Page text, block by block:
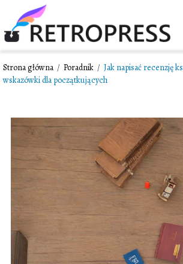
Strona główna / Poradnik / Jak napisać recenzję
wskazówki dla początkujących